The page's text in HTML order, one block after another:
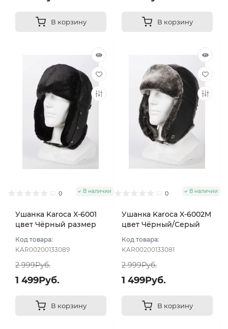
В корзину В корзину
0 В наличии
Ушанка Karoca X-6001
цвет Чёрный размер
Код товара:
KAR00200133089
2 999Руб.
1 499Руб.
В корзину
0 В наличии
Ушанка Karoca X-6002M
цвет Чёрный/Серый
Код товара:
KAR00200133081
2 999Руб.
1 499Руб.
В корзину